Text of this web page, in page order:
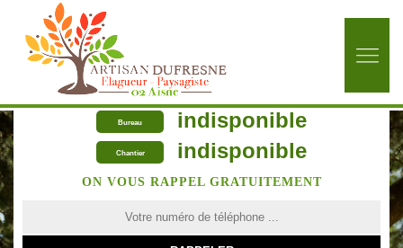
Bureau indisponible
Chantier indisponible
ON VOUS RAPPEL GRATUITEMENT